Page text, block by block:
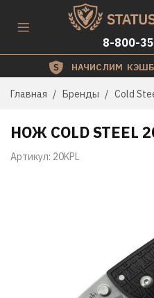
8-800-
НАЧИСЛИМ
Главная Бренды Cold
Артикул: 20KPL
НОЖ COLD STEEL